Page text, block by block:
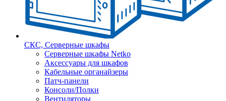
СКС, Серверные шкафы
Серверные шкафы Netko
Аксессуары для шкафов
Кабельные органайзеры
Патч-панели
Консоли/Полки
Вентиляторы